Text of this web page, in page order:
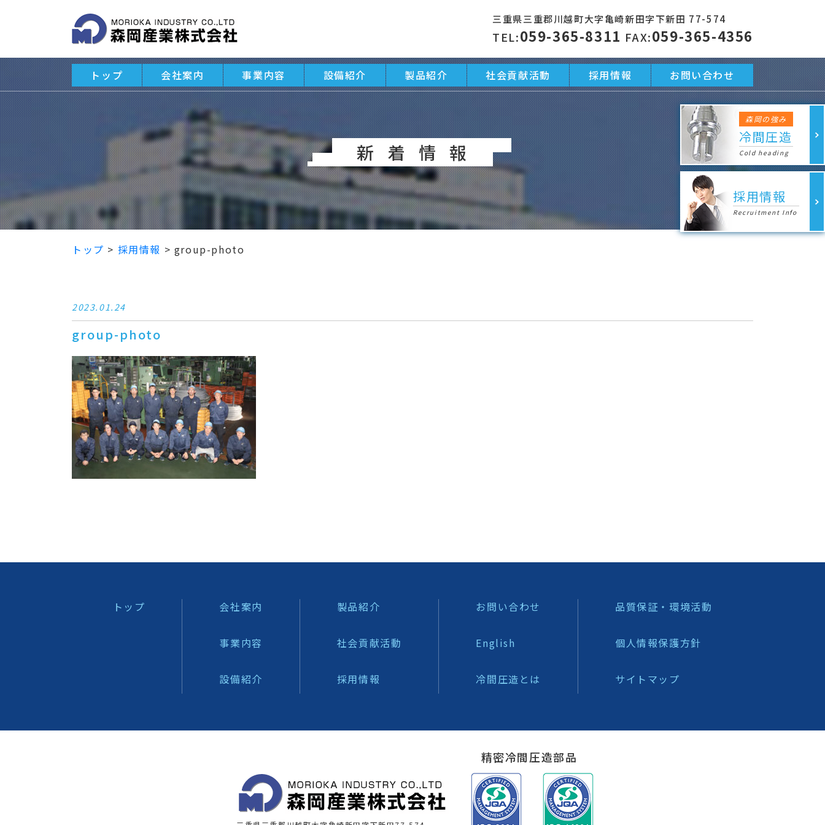
三重県三重郡川越町大字亀崎新田字下新田 77-574
TEL:059-365-8311 FAX:059-365-4356
新着情報
トップ 会社案内 事業内容 設備紹介 製品紹介 社会貢献活動 採用情報 お問い合わせ
トップ > 採用情報 > group-photo
森岡の強み
冷間圧造
Cold heading
採用情報
Recruitment Info
2023.01.24
group-photo
トップ 会社案内
事業内容
設備紹介
製品紹介
社会貢献活動
採用情報
お問い合わせ
English
冷間圧造とは
品質保証・環境活動
個人情報保護方針
サイトマップ
精密冷間圧造部品